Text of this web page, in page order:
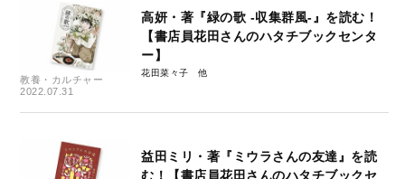
教養・カルチャー
2022.07.31
高妍・著『緑の歌 -収集群風-』を読む！
【書店員花田さんのハタチブックセンタ
ー】
花田菜々子
益田ミリ・著『ミウラさんの友達』を読
む！【書店員花田さんのハタチブックセ